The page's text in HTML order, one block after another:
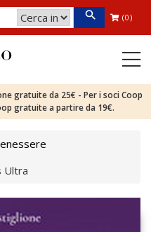
(0)
gratuite da 25€ - Per i soci Coop
gratuite a partire da 19€.
Ultra